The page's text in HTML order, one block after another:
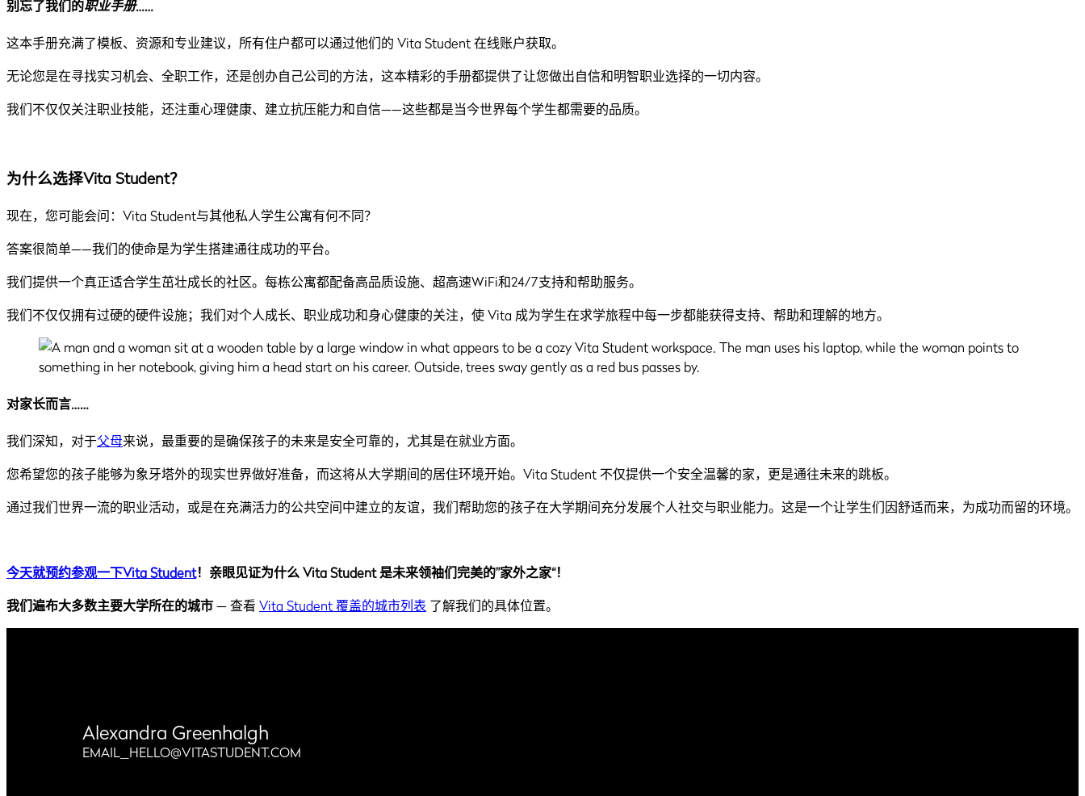
别忘了我们的职业手册……
这本手册充满了模板、资源和专业建议，所有住户都可以通过他们的 Vita Student 在线账户获取。
无论您是在寻找实习机会、全职工作，还是创办自己公司的方法，这本精彩的手册都提供了让您做出自信和明智职业选择的一切内容。
我们不仅仅关注职业技能，还注重心理健康、建立抗压能力和自信——这些都是当今世界每个学生都需要的品质。
为什么选择Vita Student？
现在，您可能会问：Vita Student与其他私人学生公寓有何不同？
答案很简单——我们的使命是为学生搭建通往成功的平台。
我们提供一个真正适合学生茁壮成长的社区。每栋公寓都配备高品质设施、超高速WiFi和24/7支持和帮助服务。
我们不仅仅拥有过硬的硬件设施；我们对个人成长、职业成功和身心健康的关注，使 Vita 成为学生在求学旅程中每一步都能获得支持、帮助和理解的地方。
对家长而言……
我们深知，对于父母来说，最重要的是确保孩子的未来是安全可靠的，尤其是在就业方面。
您希望您的孩子能够为象牙塔外的现实世界做好准备，而这将从大学期间的居住环境开始。Vita Student 不仅提供一个安全温馨的家，更是通往未来的跳板。
通过我们世界一流的职业活动，或是在充满活力的公共空间中建立的友谊，我们帮助您的孩子在大学期间充分发展个人社交与职业能力。这是一个让学生们因舒适而来，为成功而留的环境。
今天就预约参观一下Vita Student！亲眼见证为什么 Vita Student 是未来领袖们完美的”家外之家“！
我们遍布大多数主要大学所在的城市— 查看 Vita Student 覆盖的城市列表 了解我们的具体位置。
Alexandra Greenhalgh
EMAIL_HELLO@VITASTUDENT.COM